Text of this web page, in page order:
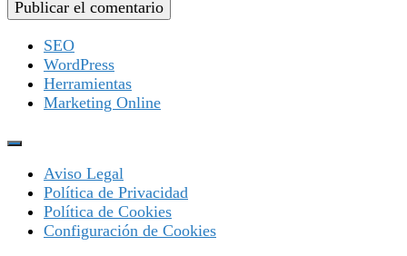
SEO
WordPress
Herramientas
Marketing Online
Aviso Legal
Política de Privacidad
Política de Cookies
Configuración de Cookies